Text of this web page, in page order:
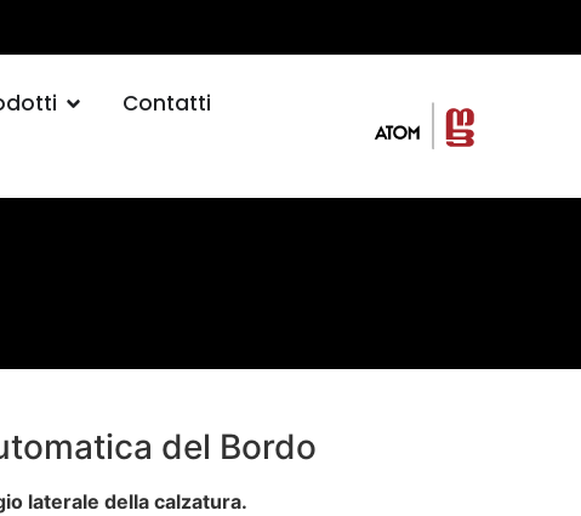
Contatti
del Bordo
laterale della calzatura.